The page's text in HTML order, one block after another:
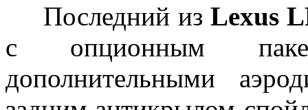
Последний из Lexus
с опционным
дополнительными